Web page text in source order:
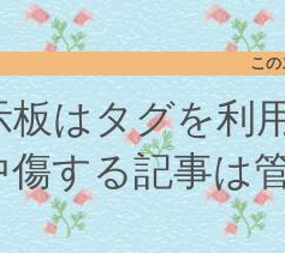
こ
板はタグを利
傷する記事は